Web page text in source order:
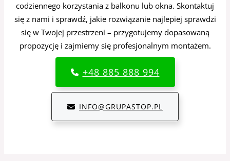
codziennego korzystania z balkonu lub okna. Skontaktuj
się z nami i sprawdź, jakie rozwiązanie najlepiej sprawdzi
się w Twojej przestrzeni – przygotujemy dopasowaną
propozycję i zajmiemy się profesjonalnym montażem.
+48 885 888 994
INFO@GRUPASTOP.PL